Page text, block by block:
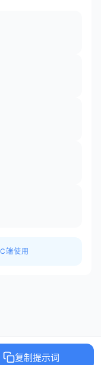
端使用
复制提示词